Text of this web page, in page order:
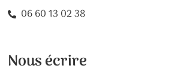
06 60 13 02 38
Nous écrire